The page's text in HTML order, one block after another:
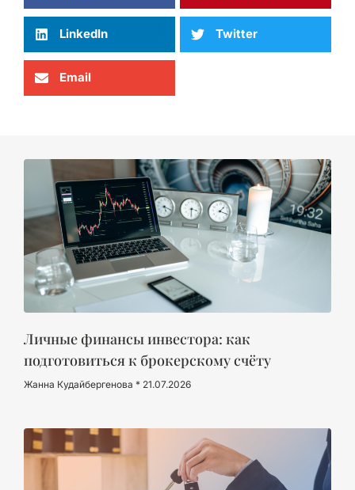
LinkedIn Twitter
Email
Личные финансы инвестора: как
подготовиться к брокерскому счёту
Жанна Кудайбергенова 21.07.2026